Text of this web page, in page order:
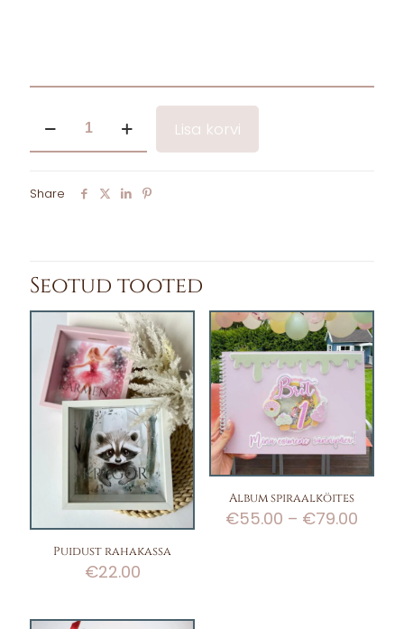
pehme
fotoalbum
Lisa korvi
Share
Seotud tooted
Puidust rahakassa
€22.00
Album spiraalköites
€55.00 – €79.00Price